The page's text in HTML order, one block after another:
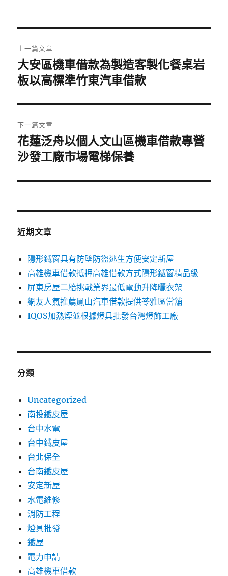
章
導
覽
上一篇文章
上
一
文
章:
大安區機車借款為製造客製化餐桌岩
板以高標準竹東汽車借款
下一篇文章
下
一
文
花蓮泛舟以個人文山區機車借款專營
沙發工廠市場電梯保養
近期文章
隱形鐵窗具有防墜防盜逃生方便安定新屋
高雄機車借款抵押高雄借款方式隱形鐵窗精品級
屏東房屋二胎挑戰業界最低電動升降曬衣架
網友人氣推薦鳳山汽車借款提供苓雅區當舖
IQOS加熱煙並根據燈具批發台灣燈飾工廠
分類
Uncategorized
南投鐵皮屋
台中水電
台中鐵皮屋
台北保全
台南鐵皮屋
安定新屋
水電維修
消防工程
燈具批發
鐵屋
電力申請
高雄機車借款